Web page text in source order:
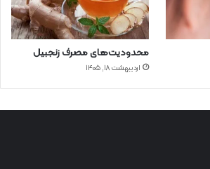
محدودیت‌های مصرف زنجبیل
اردیبهشت ۱۸, ۱۴۰۵